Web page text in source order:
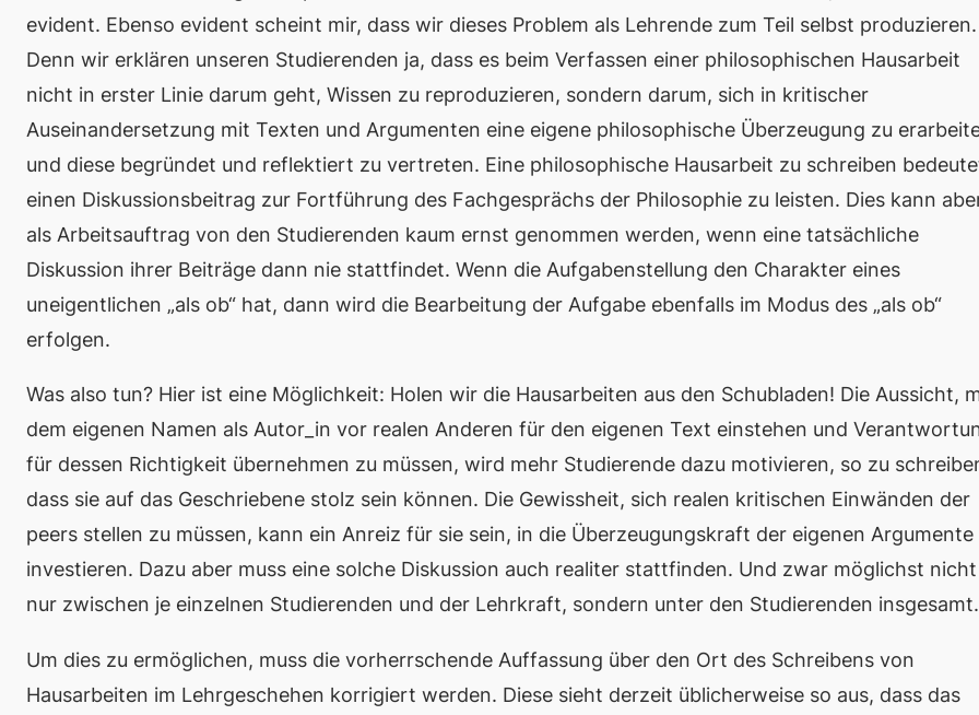
evident. Ebenso evident scheint mir, dass wir dieses Problem als Lehrende zum Teil selbst produzieren.
Denn wir erklären unseren Studierenden ja, dass es beim Verfassen einer philosophischen Hausarbeit
nicht in erster Linie darum geht, Wissen zu reproduzieren, sondern darum, sich in kritischer
Auseinandersetzung mit Texten und Argumenten eine eigene philosophische Überzeugung zu
und diese begründet und reflektiert zu vertreten. Eine philosophische Hausarbeit zu schreiben
einen Diskussionsbeitrag zur Fortführung des Fachgesprächs der Philosophie zu leisten. Dies kann
als Arbeitsauftrag von den Studierenden kaum ernst genommen werden, wenn eine tatsächliche
Diskussion ihrer Beiträge dann nie stattfindet. Wenn die Aufgabenstellung den Charakter eines
uneigentlichen „als ob“ hat, dann wird die Bearbeitung der Aufgabe ebenfalls im Modus des „als ob“
erfolgen.
Was also tun? Hier ist eine Möglichkeit: Holen wir die Hausarbeiten aus den Schubladen! Die Aussicht,
dem eigenen Namen als Autor_in vor realen Anderen für den eigenen Text einstehen und
für dessen Richtigkeit übernehmen zu müssen, wird mehr Studierende dazu motivieren, so zu
dass sie auf das Geschriebene stolz sein können. Die Gewissheit, sich realen kritischen Einwänden der
peers stellen zu müssen, kann ein Anreiz für sie sein, in die Überzeugungskraft der eigenen Argumente
investieren. Dazu aber muss eine solche Diskussion auch realiter stattfinden. Und zwar möglichst nicht
nur zwischen je einzelnen Studierenden und der Lehrkraft, sondern unter den Studierenden insgesamt.
Um dies zu ermöglichen, muss die vorherrschende Auffassung über den Ort des Schreibens von
Hausarbeiten im Lehrgeschehen korrigiert werden. Diese sieht derzeit üblicherweise so aus, dass das